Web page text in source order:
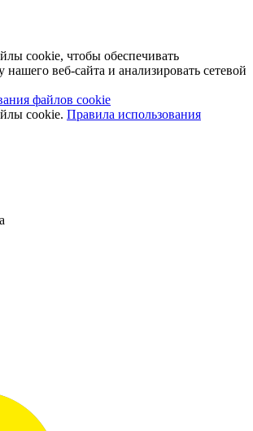
cookie, чтобы обеспечивать
веб-сайта и анализировать сетевой
файлов cookie
cookie. Правила использования